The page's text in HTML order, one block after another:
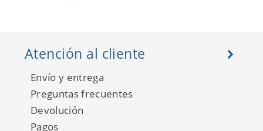
Atención al cliente
Envío y entrega
Preguntas frecuentes
Devolución
Pagos